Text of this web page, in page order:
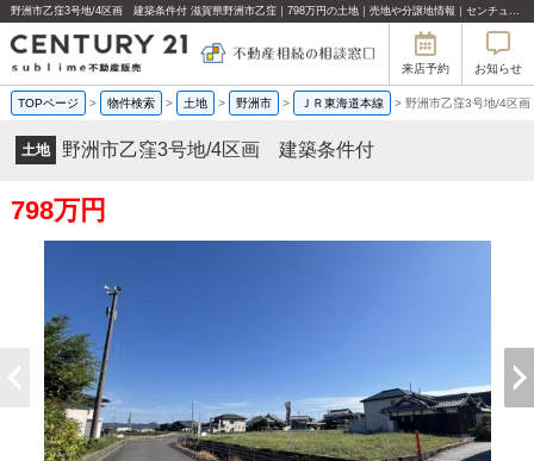
野洲市乙窪3号地/4区画 建築条件付 滋賀県野洲市乙窪｜798万円の土地｜売地や分譲地情報｜センチュリー21sublime不動産販売
来店予約 お知らせ
TOPページ > 物件検索 > 土地 > 野洲市 > ＪＲ東海道本線 > 野洲市乙窪3号地/4区
土地 野洲市乙窪3号地/4区画 建築条件付
798万円